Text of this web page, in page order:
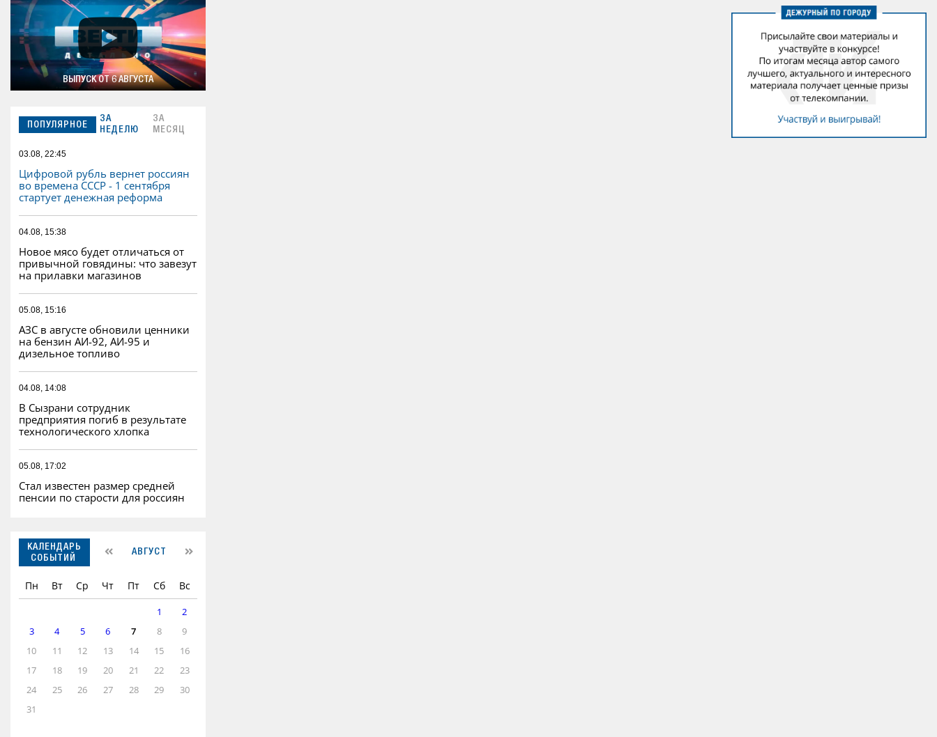
ВЫПУСК ОТ 6 АВГУСТА
ПОПУЛЯРНОЕ
ЗА
НЕДЕЛЮ
ЗА
МЕСЯЦ
03.08, 22:45
Цифровой рубль вернет россиян
во времена СССР - 1 сентября
стартует денежная реформа
04.08, 15:38
Новое мясо будет отличаться от
привычной говядины: что завезут
на прилавки магазинов
05.08, 15:16
АЗС в августе обновили ценники
на бензин АИ-92, АИ-95 и
дизельное топливо
04.08, 14:08
В Сызрани сотрудник
предприятия погиб в результате
технологического хлопка
05.08, 17:02
Стал известен размер средней
пенсии по старости для россиян
КАЛЕНДАРЬ
СОБЫТИЙ
АВГУСТ
Пн Вт Ср Чт Пт Сб Вс
1
2
3
4 5 6 7 8
9
10
11 12 13 14 15
16
17
18 19 20 21 22
23
24
25 26 27 28 29
30
31